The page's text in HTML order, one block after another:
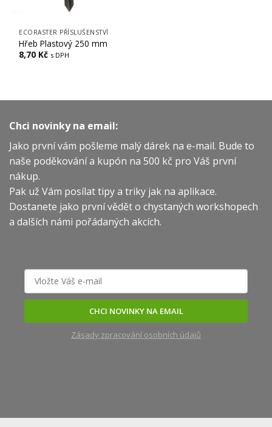
ECORASTER PŘÍSLUŠENSTVÍ
Hřeb Plastový 250 mm
8,70 Kč s DPH
Chci novinky na email:
Jako první vám pošleme malý dárek na e-mail. Bude to
naše poděkování a kupón na 500 kč pro Váš první
nákup.
Pak už Vám posílat tipy a triky jak na aplikace.
Dostanete jako první vědět o chystaných workshopech
a dalších námi pořádaných akcích.
CHCI NOVINKY NA EMAIL
Zásady zpracování osobních údajů